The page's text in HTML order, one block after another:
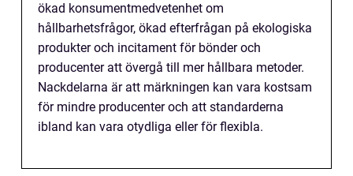
ökad konsumentmedvetenhet om
hållbarhetsfrågor, ökad efterfrågan på ekologiska
produkter och incitament för bönder och
producenter att övergå till mer hållbara metoder.
Nackdelarna är att märkningen kan vara kostsam
för mindre producenter och att standarderna
ibland kan vara otydliga eller för flexibla.